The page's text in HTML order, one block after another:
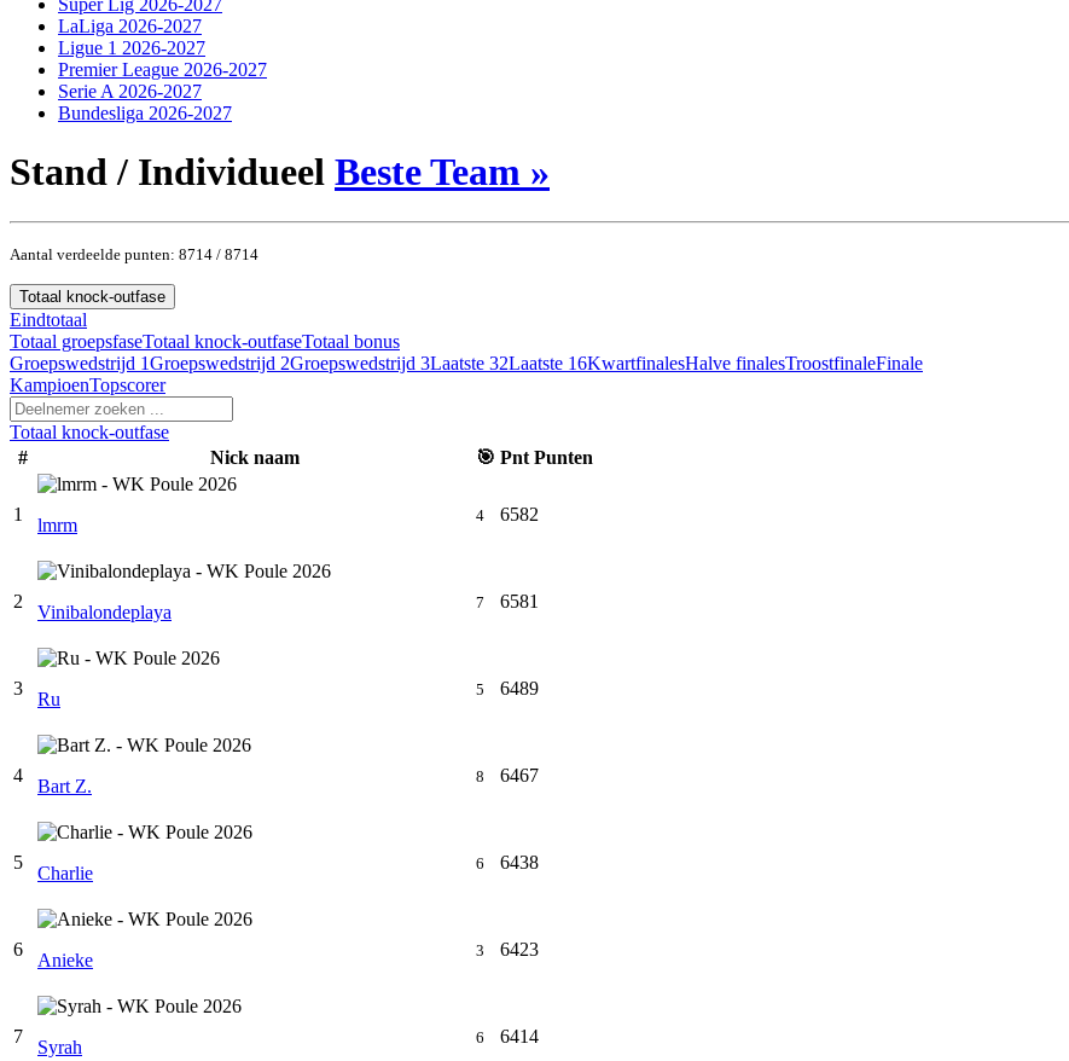
Süper Lig 2026-2027
LaLiga 2026-2027
Ligue 1 2026-2027
Premier League 2026-2027
Serie A 2026-2027
Bundesliga 2026-2027
Stand / Individueel Beste Team »
Aantal verdeelde punten: 8714 / 8714
Totaal knock-outfase
Eindtotaal
Totaal groepsfaseTotaal knock-outfaseTotaal bonus
Groepswedstrijd 1Groepswedstrijd 2Groepswedstrijd 3Laatste 32Laatste 16KwartfinalesHalve finalesTroostfinaleFinale
KampioenTopscorer
Totaal knock-outfase
#
Nick naam 🎯 Pnt Punten
1
lmrm 4 6582
2
Vinibalondeplaya 7 6581
3
Ru 5 6489
4
Bart Z. 8 6467
5
Charlie 6 6438
6
Anieke 3 6423
7
Syrah 6 6414